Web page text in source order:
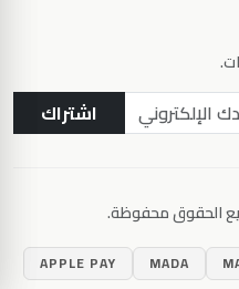
اشتراك
MADA
APPLE PAY